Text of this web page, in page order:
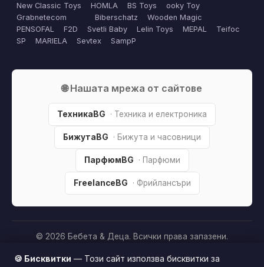
New Classic Toys
HOMLA BS Toys
ooky Toy
Grabnetecom
Biberschatz
Wooden Magic
PENSOFAL
F2D Svetli Baby Lelin Toys MEPAL
Teifoc
SP
MARIELA Sevtex SampP
🌐 Нашата мрежа от сайтове
ТехникаBG · Техника и електроника
БижутаBG · Бижута и часовници
ПарфюмBG · Парфюми
FreelanceBG · Фрийлансъри
© 2026 Бебета & Деца. Всички права запазени.
Партньорско разкриване:
Този сайт е независим и
🍪 Бисквитки — Този сайт използва бисквитки за